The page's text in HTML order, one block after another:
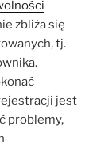
zbliża się
tj.
jest
problemy,